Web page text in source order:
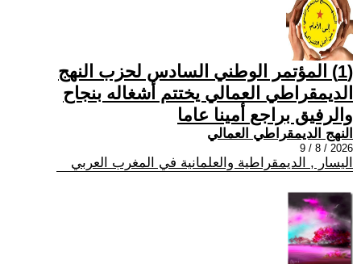
(1) المؤتمر الوطني السادس لحزب النهج
الديمقراطي العمالي يختتم أشغاله بنجاح
والرفيق براجع أمينا عاما
النهج الديمقراطي العمالي
2026 / 8 / 9
اليسار , الديمقراطية والعلمانية في المغرب العربي